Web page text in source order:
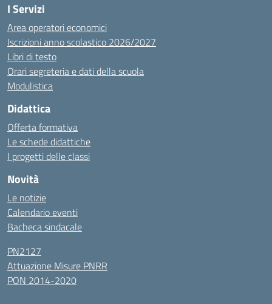
I Servizi
Area operatori economici
Iscrizioni anno scolastico 2026/2027
Libri di testo
Orari segreteria e dati della scuola
Modulistica
Didattica
Offerta formativa
Le schede didattiche
I progetti delle classi
Novità
Le notizie
Calendario eventi
Bacheca sindacale
PN2127
Attuazione Misure PNRR
PON 2014-2020